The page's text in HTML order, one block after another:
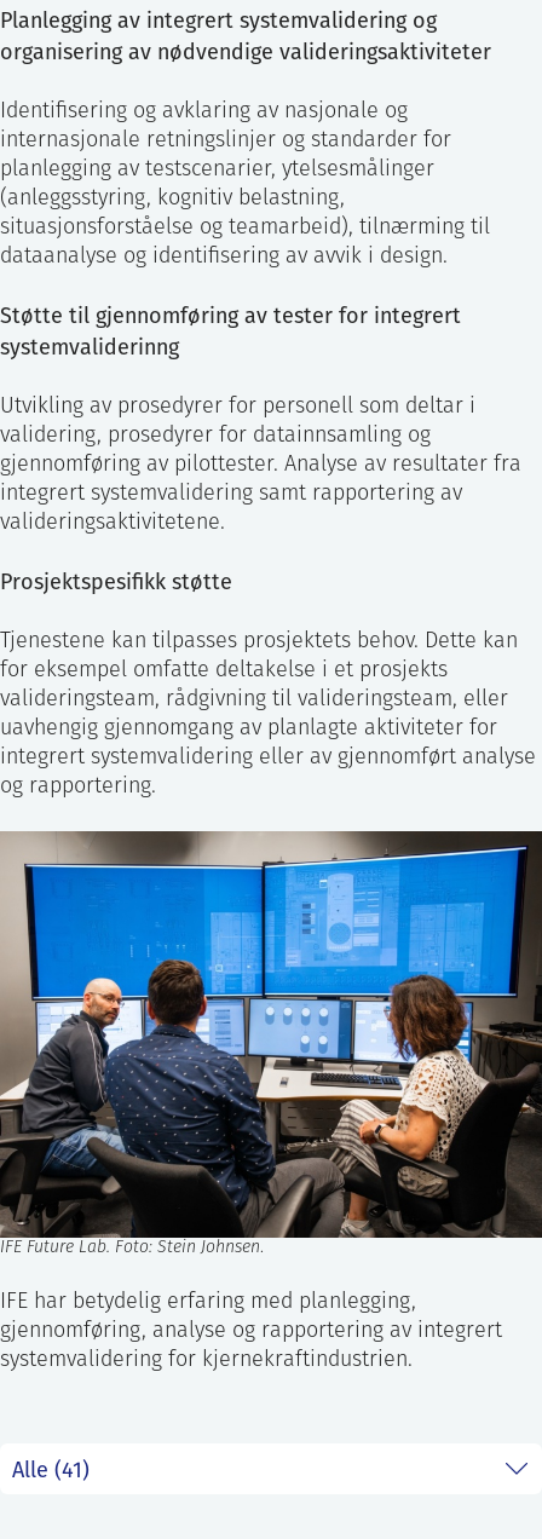
Planlegging av integrert systemvalidering og
organisering av nødvendige valideringsaktiviteter
Identifisering og avklaring av nasjonale og
internasjonale retningslinjer og standarder for
planlegging av testscenarier, ytelsesmålinger
(anleggsstyring, kognitiv belastning,
situasjonsforståelse og teamarbeid), tilnærming til
dataanalyse og identifisering av avvik i design.
Støtte til gjennomføring av tester for integrert
systemvaliderinng
Utvikling av prosedyrer for personell som deltar i
validering, prosedyrer for datainnsamling og
gjennomføring av pilottester. Analyse av resultater fra
integrert systemvalidering samt rapportering av
valideringsaktivitetene.
Prosjektspesifikk støtte
Tjenestene kan tilpasses prosjektets behov. Dette kan
for eksempel omfatte deltakelse i et prosjekts
valideringsteam, rådgivning til valideringsteam, eller
uavhengig gjennomgang av planlagte aktiviteter for
integrert systemvalidering eller av gjennomført analyse
og rapportering.
IFE Future Lab. Foto: Stein Johnsen.
IFE har betydelig erfaring med planlegging,
gjennomføring, analyse og rapportering av integrert
systemvalidering for kjernekraftindustrien.